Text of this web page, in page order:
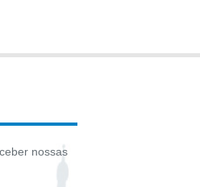
nossas